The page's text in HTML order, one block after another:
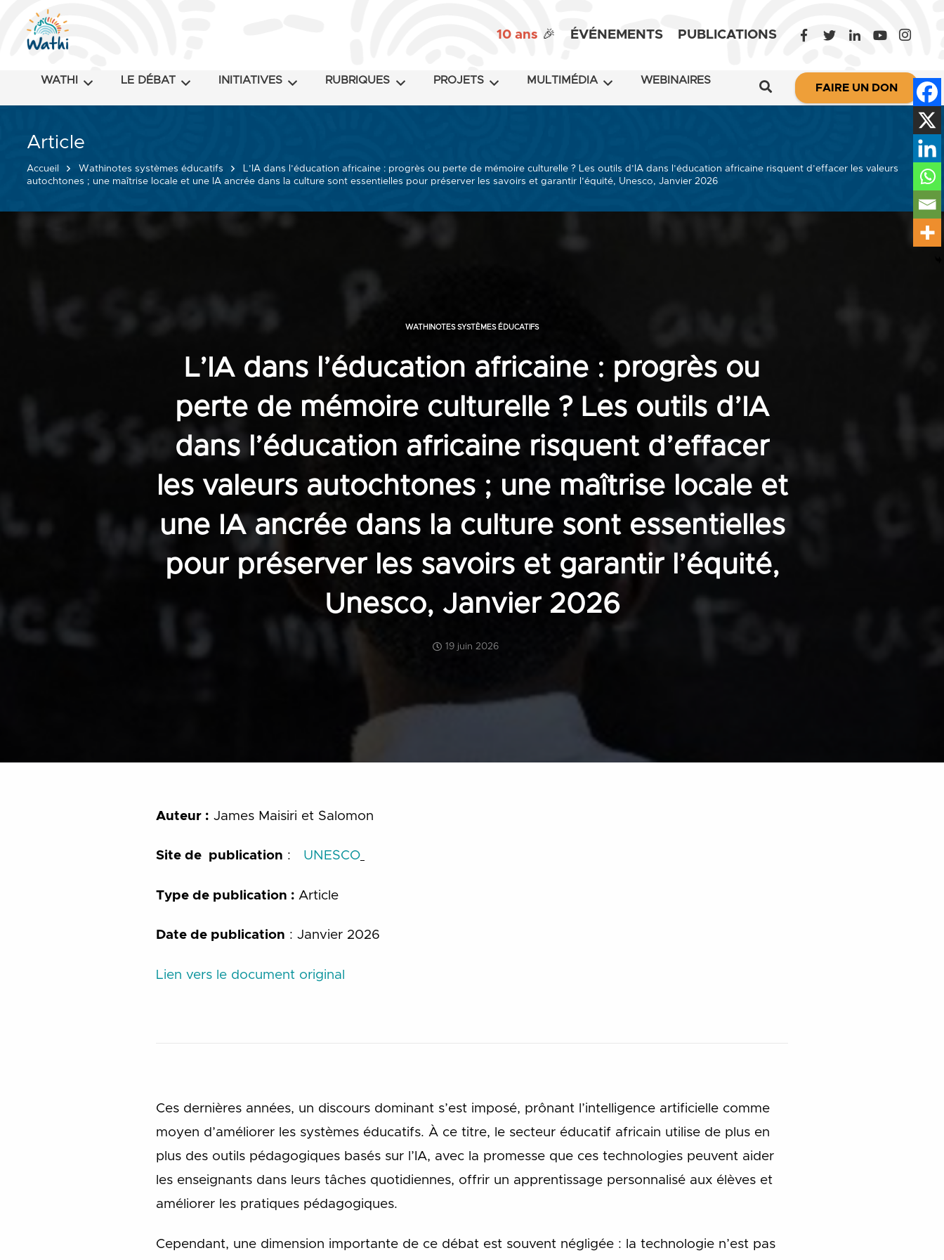
10 ans 🎉 ÉVÉNEMENTS PUBLICATIONS
WATHI LE DÉBAT INITIATIVES RUBRIQUES PROJETS MULTIMÉDIA WEBINAIRES
FAIRE UN DON
Article
Accueil Wathinotes systèmes éducatifs
L’IA dans l’éducation africaine : progrès ou perte de mémoire culturelle ? Les outils d’IA dans l’éducation africaine risquent d’effacer les valeurs
autochtones ; une maîtrise locale et une IA ancrée dans la culture sont essentielles pour préserver les savoirs et garantir l’équité, Unesco, Janvier 2026
L’IA dans l’éducation africaine : progrès ou
perte de mémoire culturelle ? Les outils d’IA
dans l’éducation africaine risquent d’effacer
les valeurs autochtones ; une maîtrise locale et
une IA ancrée dans la culture sont essentielles
pour préserver les savoirs et garantir l’équité,
Unesco, Janvier 2026
19 juin 2026
WATHINOTES SYSTÈMES ÉDUCATIFS
Auteur : James Maisiri et Salomon
Site de publication : UNESCO
Type de publication : Article
Date de publication : Janvier 2026
Lien vers le document original
Ces dernières années, un discours dominant s’est imposé, prônant l’intelligence artificielle comme
moyen d’améliorer les systèmes éducatifs. À ce titre, le secteur éducatif africain utilise de plus en
plus des outils pédagogiques basés sur l’IA, avec la promesse que ces technologies peuvent aider
les enseignants dans leurs tâches quotidiennes, offrir un apprentissage personnalisé aux élèves et
améliorer les pratiques pédagogiques.
Cependant, une dimension importante de ce débat est souvent négligée : la technologie n’est pas